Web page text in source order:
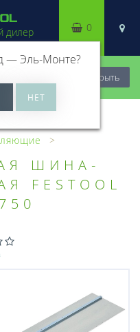
Закрыть
дилер
—Эль-Монте?
0
ШИНА-
FESTOOL